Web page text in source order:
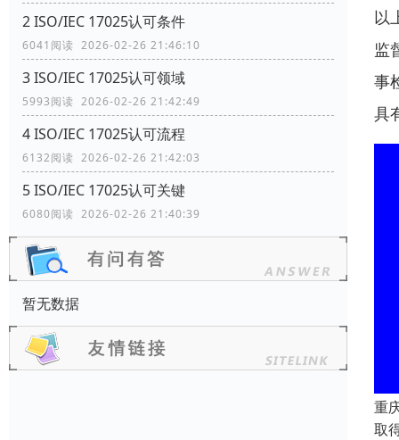
2 ISO/IEC 17025认可条件
6041阅读 2026-02-26 21:46:10
3 ISO/IEC 17025认可领域
5993阅读 2026-02-26 21:42:49
4 ISO/IEC 17025认可流程
6132阅读 2026-02-26 21:42:03
5 ISO/IEC 17025认可关键
6080阅读 2026-02-26 21:40:39
暂无数据
以
监
事
具
重
取